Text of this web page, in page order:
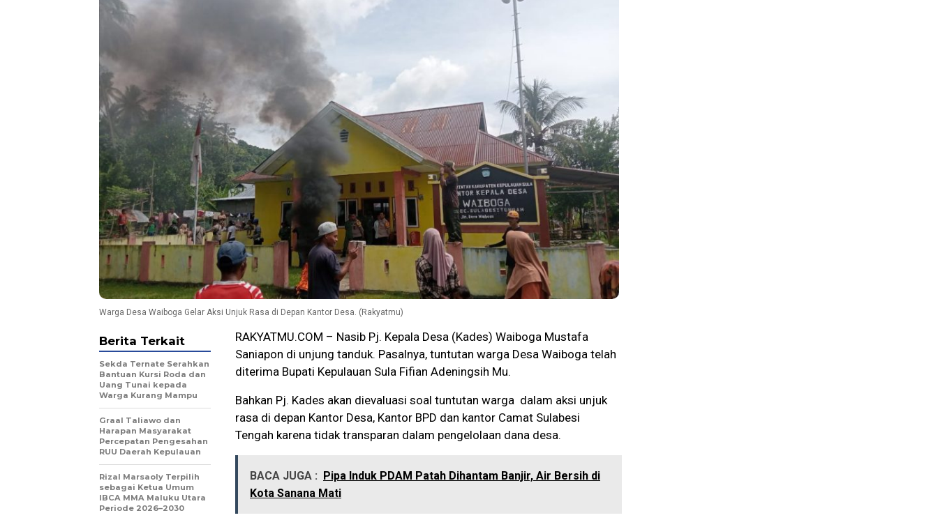
Warga Desa Waiboga Gelar Aksi Unjuk Rasa di Depan Kantor Desa. (Rakyatmu)
RAKYATMU.COM – Nasib Pj. Kepala Desa (Kades) Waiboga Mustafa
Saniapon di unjung tanduk. Pasalnya, tuntutan warga Desa Waiboga telah
diterima Bupati Kepulauan Sula Fifian Adeningsih Mu.
Bahkan Pj. Kades akan dievaluasi soal tuntutan warga dalam aksi unjuk
rasa di depan Kantor Desa, Kantor BPD dan kantor Camat Sulabesi
Tengah karena tidak transparan dalam pengelolaan dana desa.
BACA JUGA : Pipa Induk PDAM Patah Dihantam Banjir, Air Bersih di
Kota Sanana Mati
Berita Terkait
Sekda Ternate Serahkan
Bantuan Kursi Roda dan
Uang Tunai kepada
Warga Kurang Mampu
Graal Taliawo dan
Harapan Masyarakat
Percepatan Pengesahan
RUU Daerah Kepulauan
Rizal Marsaoly Terpilih
sebagai Ketua Umum
IBCA MMA Maluku Utara
Periode 2026–2030